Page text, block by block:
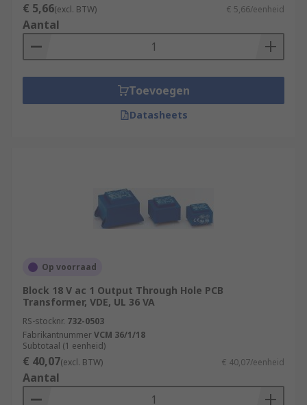
€ 5,66(excl. BTW) € 5,66/eenheid
Aantal
Toevoegen
Datasheets
Op voorraad
Block 18 V ac 1 Output Through Hole PCB
Transformer, VDE, UL 36 VA
RS-stocknr. 732-0503
FabrikantnummerVCM 36/1/18
Subtotaal (1 eenheid)
€ 40,07(excl. BTW) € 40,07/eenheid
Aantal